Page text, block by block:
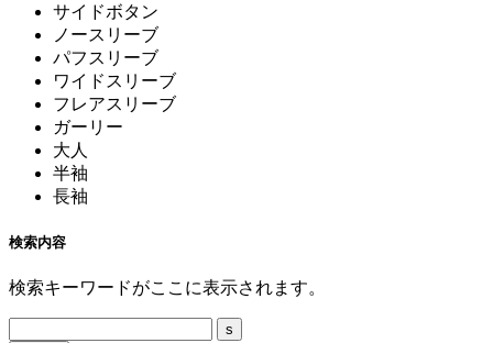
サイドボタン
ノースリーブ
パフスリーブ
ワイドスリーブ
フレアスリーブ
ガーリー
大人
半袖
長袖
検索内容
検索キーワードがここに表示されます。